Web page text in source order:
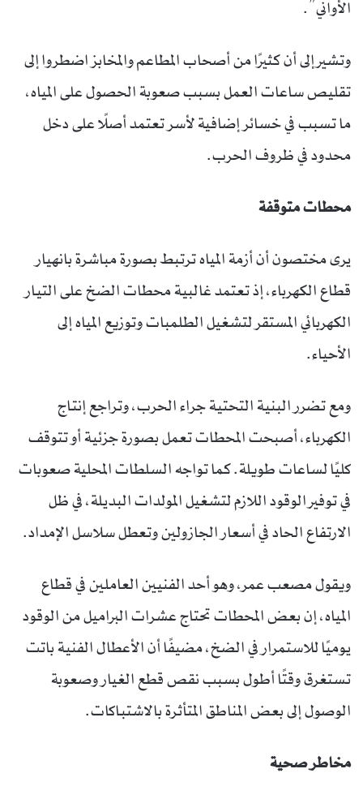
الأواني”.
وتشير إلى أن كثيرًا من أصحاب المطاعم والمخابز اضطروا إلى
تقليص ساعات العمل بسبب صعوبة الحصول على المياه،
ما تسبب في خسائر إضافية لأسر تعتمد أصلًا على دخل
محدود في ظروف الحرب.
محطات متوقفة
يرى مختصون أن أزمة المياه ترتبط بصورة مباشرة بانهيار
قطاع الكهرباء، إذ تعتمد غالبية محطات الضخ على التيار
الكهربائي المستقر لتشغيل الطلمبات وتوزيع المياه إلى
الأحياء.
ومع تضرر البنية التحتية جراء الحرب، وتراجع إنتاج
الكهرباء، أصبحت المحطات تعمل بصورة جزئية أو تتوقف
كليًا لساعات طويلة. كما تواجه السلطات المحلية صعوبات
في توفير الوقود اللازم لتشغيل المولدات البديلة، في ظل
الارتفاع الحاد في أسعار الجازولين وتعطل سلاسل الإمداد.
ويقول مصعب عمر، وهو أحد الفنيين العاملين في قطاع
المياه، إن بعض المحطات تحتاج عشرات البراميل من الوقود
يوميًا للاستمرار في الضخ، مضيفًا أن الأعطال الفنية باتت
تستغرق وقتًا أطول بسبب نقص قطع الغيار وصعوبة
الوصول إلى بعض المناطق المتأثرة بالاشتباكات.
مخاطر صحية